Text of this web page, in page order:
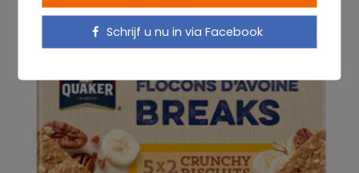
Schrijf u nu in via Facebook